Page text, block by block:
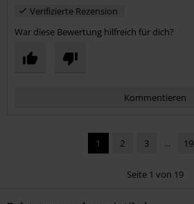
Verifizierte Rezension
War diese Bewertung hilfreich für dich?
Kommentieren
1 2 3 ... 19
Seite 1 von 19